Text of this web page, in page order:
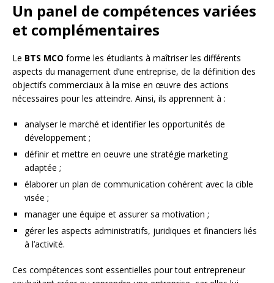
Un panel de compétences variées
et complémentaires
Le BTS MCO forme les étudiants à maîtriser les différents
aspects du management d’une entreprise, de la définition des
objectifs commerciaux à la mise en œuvre des actions
nécessaires pour les atteindre. Ainsi, ils apprennent à :
analyser le marché et identifier les opportunités de
développement ;
définir et mettre en oeuvre une stratégie marketing
adaptée ;
élaborer un plan de communication cohérent avec la cible
visée ;
manager une équipe et assurer sa motivation ;
gérer les aspects administratifs, juridiques et financiers liés
à l’activité.
Ces compétences sont essentielles pour tout entrepreneur